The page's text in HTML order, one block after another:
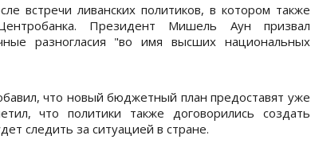
встречи ливанских политиков, в котором также
Центробанка. Президент Мишель Аун призвал
разногласия "во имя высших национальных
что новый бюджетный план предоставят уже
что политики также договорились создать
следить за ситуацией в стране.